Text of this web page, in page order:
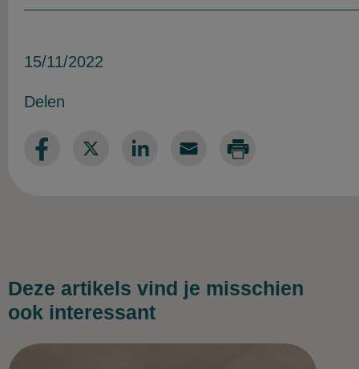
15/11/2022
Delen
Deze artikels vind je misschien
ook interessant